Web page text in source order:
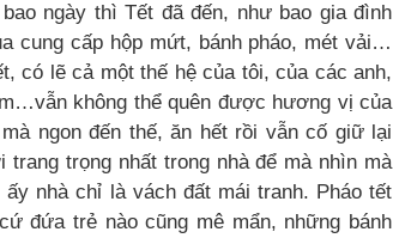
ngày thì Tết đã đến, như bao gia đình
cung cấp hộp mứt, bánh pháo, mét vải…
có lẽ cả một thế hệ của tôi, của các anh,
không thể quên được hương vị của
ngon đến thế, ăn hết rồi vẫn cố giữ lại
trang trọng nhất trong nhà để mà nhìn mà
ấy nhà chỉ là vách đất mái tranh. Pháo tết
đứa trẻ nào cũng mê mẩn, những bánh